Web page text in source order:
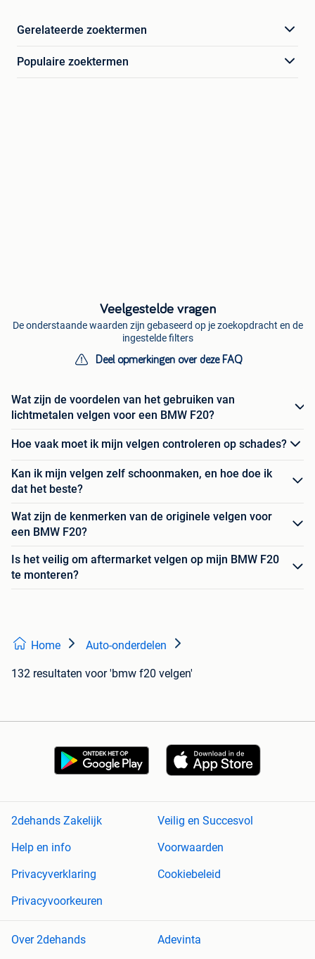
Gerelateerde zoektermen
Populaire zoektermen
Veelgestelde vragen
De onderstaande waarden zijn gebaseerd op je zoekopdracht en de
ingestelde filters
Deel opmerkingen over deze FAQ
Wat zijn de voordelen van het gebruiken van
lichtmetalen velgen voor een BMW F20?
Hoe vaak moet ik mijn velgen controleren op schades?
Kan ik mijn velgen zelf schoonmaken, en hoe doe ik
dat het beste?
Wat zijn de kenmerken van de originele velgen voor
een BMW F20?
Is het veilig om aftermarket velgen op mijn BMW F20
te monteren?
Home Auto-onderdelen
132 resultaten voor 'bmw f20 velgen'
2dehands Zakelijk
Veilig en Succesvol
Help en info
Voorwaarden
Privacyverklaring
Cookiebeleid
Privacyvoorkeuren
Over 2dehands Adevinta